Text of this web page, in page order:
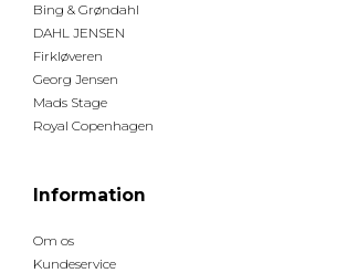
Bing & Grøndahl
DAHL JENSEN
Firkløveren
Georg Jensen
Mads Stage
Royal Copenhagen
Information
Om os
Kundeservice